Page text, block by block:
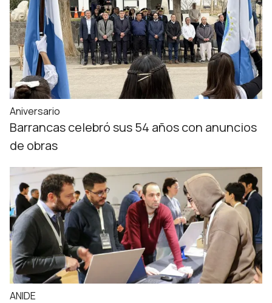
Aniversario
Barrancas celebró sus 54 años con anuncios
de obras
ANIDE